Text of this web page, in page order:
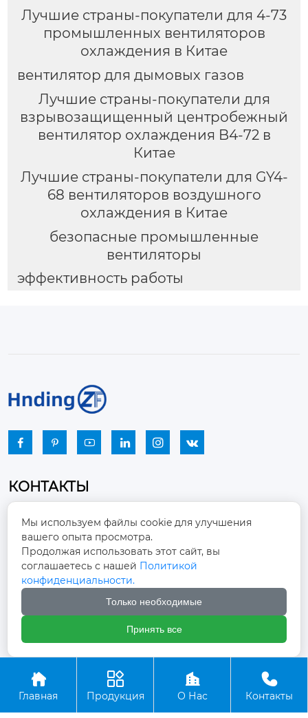
Лучшие страны-покупатели для 4-73
промышленных вентиляторов
охлаждения в Китае
вентилятор для дымовых газов
Лучшие страны-покупатели для
взрывозащищенный центробежный
вентилятор охлаждения B4-72 в
Китае
Лучшие страны-покупатели для GY4-
68 вентиляторов воздушного
охлаждения в Китае
безопасные промышленные
вентиляторы
эффективность работы
     
КОНТАКТЫ

Промышленный парк, город Наньцзяо,
район Чжоуцунь, город Цзыбо, провинция
Шаньдун
winston-xu@hengdingfan.com
+86-13806434669
 +86 13806434669
Copyright ©ООО Зибо Хенгдин Вентилятор

Главная

Продукция

О Нас

Контакты
Мы используем файлы cookie для улучшения
вашего опыта просмотра.
Продолжая использовать этот сайт, вы
соглашаетесь с нашей Политикой
конфиденциальности.
Только необходимые
Принять все